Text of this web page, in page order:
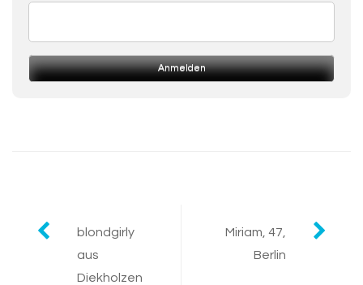
Post
navigation
blondgirly
aus
Diekholzen
Miriam, 47,
Berlin